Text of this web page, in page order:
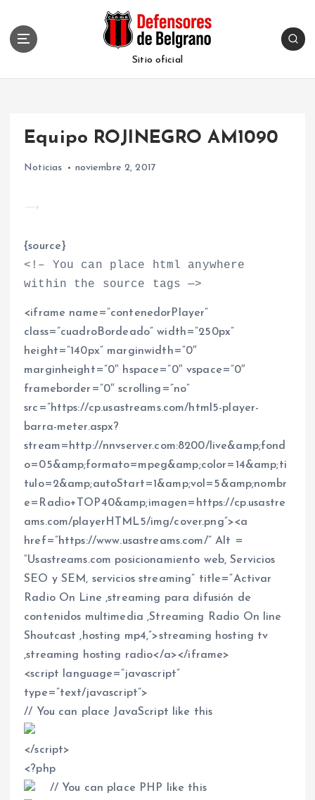
Sitio oficial
Equipo ROJINEGRO AM1090
Noticias noviembre 2, 2017
{source}
< !– You can place html anywhere
within the source tags —>
<iframe name=”contenedorPlayer”
class=”cuadroBordeado” width=”250px”
height=”140px” marginwidth=”0″
marginheight=”0″ hspace=”0″ vspace=”0″
frameborder=”0″ scrolling=”no”
src=”https://cp.usastreams.com/html5-player-
barra-meter.aspx?
stream=http://nnvserver.com:8200/live&amp;fond
o=05&amp;formato=mpeg&amp;color=14&amp;ti
tulo=2&amp;autoStart=1&amp;vol=5&amp;nombr
e=Radio+TOP40&amp;imagen=https://cp.usastre
ams.com/playerHTML5/img/cover.png”><a
href=”https://www.usastreams.com/” Alt =
“Usastreams.com posicionamiento web, Servicios
SEO y SEM, servicios streaming” title=”Activar
Radio On Line ,streaming para difusión de
contenidos multimedia ,Streaming Radio On line
Shoutcast ,hosting mp4,”>streaming hosting tv
,streaming hosting radio</a></iframe>
<script language=”javascript”
type=”text/javascript”>
// You can place JavaScript like this
</script>
< ?php
// You can place PHP like this